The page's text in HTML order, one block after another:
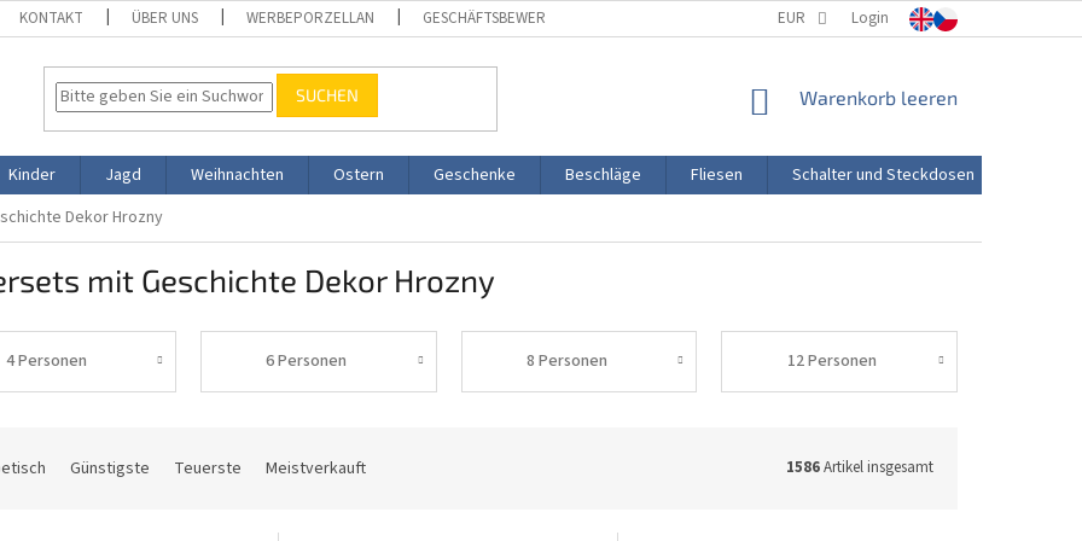
KONTAKT ÜBER UNS WERBEPORZELLAN GESCHÄFTSBEWERTUNG PORZELLANHERSTELLUNG TRANSPORT UND ZAHLUNG
EUR Login
SUCHEN WARENKORB
Warenkorb leeren
Kinder Jagd Weihnachten Ostern Geschenke Beschläge Fliesen Schalter und Steckdosen
Dekor Hrozny
mit Geschichte Dekor Hrozny
4 Personen 6 Personen 8 Personen 12 Personen
Günstigste Teuerste Meistverkauft 1586Artikel insgesamt